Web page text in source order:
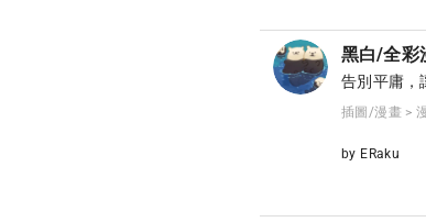
黑白/全彩
告別平庸，
插圖/漫畫 >
by ERaku